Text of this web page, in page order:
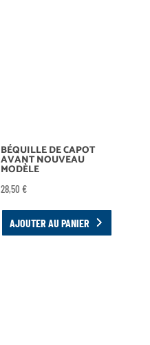
BÉQUILLE DE CAPOT
AVANT NOUVEAU
MODÈLE
28,50€
AJOUTER AU PANIER